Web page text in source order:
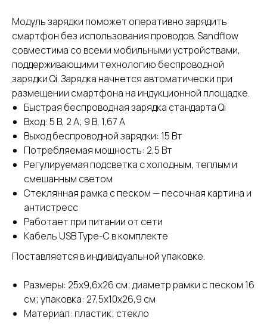
Модуль зарядки поможет оперативно зарядить
смартфон без использования проводов. Sandflow
совместима со всеми мобильными устройствами,
поддерживающими технологию беспроводной
зарядки Qi. Зарядка начнется автоматически при
размещении смартфона на индукционной площадке.
Быстрая беспроводная зарядка стандарта Qi
Вход: 5 В, 2 A; 9 В, 1,67 A
Выход беспроводной зарядки: 15 Вт
Потребляемая мощность: 2,5 Вт
Регулируемая подсветка с холодным, теплым и
смешанным светом
Стеклянная рамка с песком — песочная картина и
антистресс
Работает при питании от сети
Кабель USB Type-C в комплекте
Поставляется в индивидуальной упаковке.
Размеры: 25x9,6x26 см; диаметр рамки с песком 16
см; упаковка: 27,5x10x26,9 см
Материал: пластик; стекло